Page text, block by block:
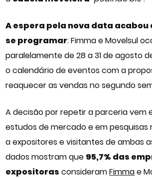
A espera pela nova data acabou
se programar: Fimma e Movelsul
paralelamente de 28 a 31 de agosto
o calendário de eventos com a
reaquecer as vendas no segundo
A decisão por repetir a parceria vem
estudos de mercado e em pesquisas
a expositores e visitantes de ambas
dados mostram que 95,7% das
expositoras consideramFimmae